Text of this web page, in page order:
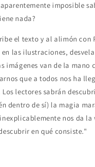
imposible
nada?
el texto y al alimón con
las ilustraciones,
imágenes van de la mano
que a todos nos ha
lectores sabrán
dentro de sí) la magia
nos da la
en qué consiste."